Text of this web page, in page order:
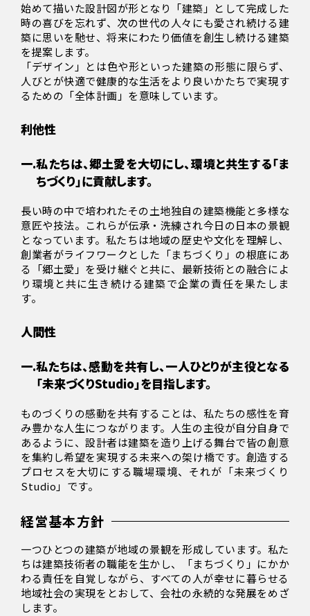
始めて描いた設計図が形となり「建築」として完成した
時の喜びを忘れず、次の世代の人々にも愛され続ける建
築に思いを馳せ、将来にわたり価値を創生し続ける建築
を提案します。
「デザイン」とは色や形といった建築の形態に限らず、
人びとが快適で健康的な生活をより良いかたちで実現す
るための「全体計画」を意味しています。
利他性
一.私たちは、郷土愛を大切にし、環境と共生する「ま
ちづくり」に貢献します。
長い時の中で培われたその土地独自の建築機能と多様な
意匠や技法。これらが伝承・洗練され今日の日本の景観
となっています。私たちは地域の歴史や文化を理解し、
創業者がライフワークとした「まちづくり」の根底にあ
る「郷土愛」を受け継ぐと共に、最新技術との融合によ
り環境と共に生き続ける建築で企業の責任を果たしま
す。
人間性
一.私たちは、感動を共有し、一人ひとりが主役となる
「未来づくりStudio」を目指します。
ものづくりの感動を共有することは、私たちの感性を育
み豊かな人生につながります。人生の主役が自分自身で
あるように、設計者は建築を造り上げる舞台で皆の創意
を集約し希望を実現する未来への架け橋です。創造する
プロセスを大切にする職場環境、それが「未来づくり
Studio」です。
経営基本方針
一つひとつの建築が地域の景観を形成しています。私た
ちは建築技術者の職能を生かし、「まちづくり」にかか
わる責任を自覚しながら、すべての人が幸せに暮らせる
地域社会の実現をとおして、会社の永続的な発展をめざ
します。